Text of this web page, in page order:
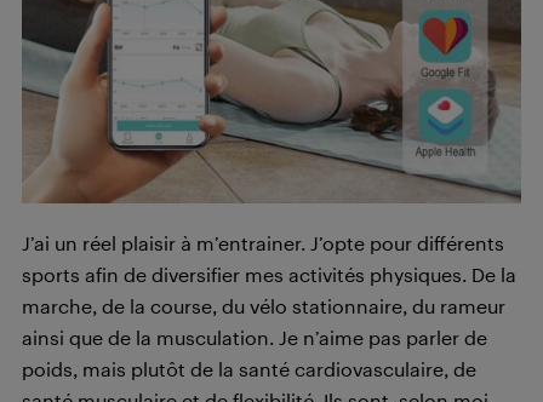
J’ai un réel plaisir à m’entrainer. J’opte pour différents
sports afin de diversifier mes activités physiques. De la
marche, de la course, du vélo stationnaire, du rameur
ainsi que de la musculation. Je n’aime pas parler de
poids, mais plutôt de la santé cardiovasculaire, de